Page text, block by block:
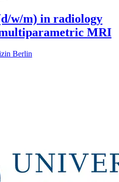
w/m) in radiology
MRI
Berlin